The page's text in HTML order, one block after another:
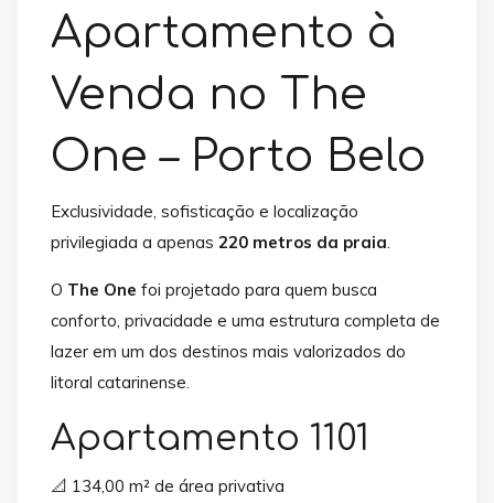
Apartamento à
Venda no The
One – Porto Belo
Exclusividade, sofisticação e localização
privilegiada a apenas 220 metros da praia.
O The One foi projetado para quem busca
conforto, privacidade e uma estrutura completa de
lazer em um dos destinos mais valorizados do
litoral catarinense.
Apartamento 1101
📐 134,00 m² de área privativa